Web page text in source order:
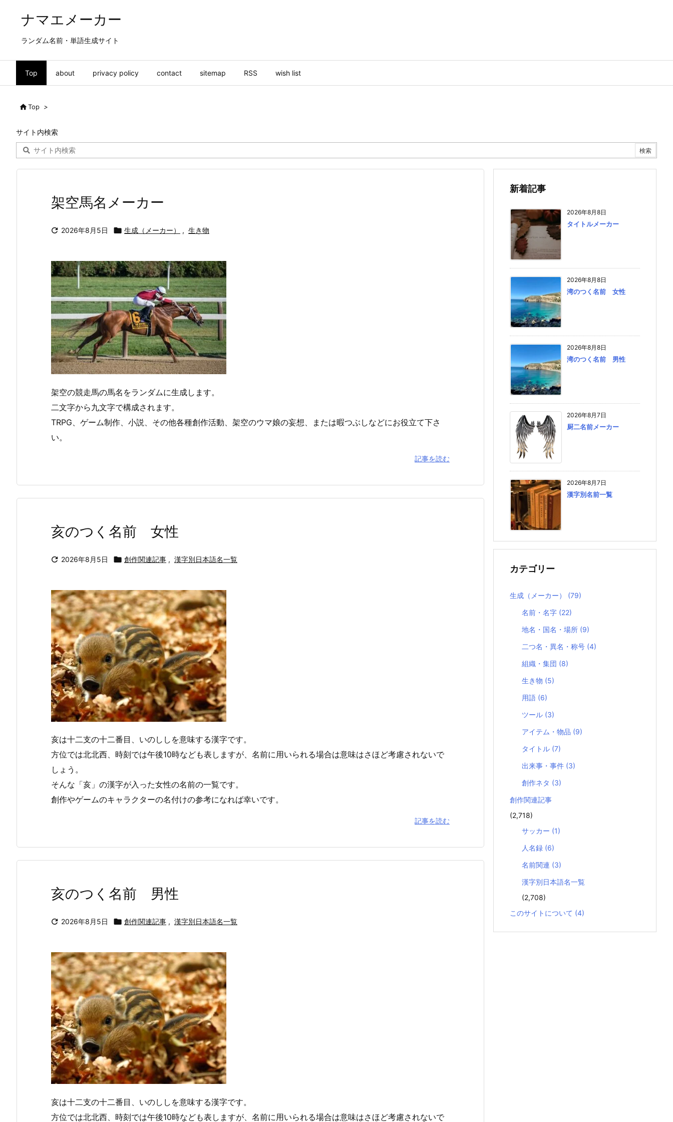
ナマエメーカー
ランダム名前・単語生成サイト
Top about privacy policy contact sitemap RSS wish list
Top >
サイト内検索
架空馬名メーカー
 2026年8月5日  生成（メーカー） , 生き物
架空の競走馬の馬名をランダムに生成します。
二文字から九文字で構成されます。
TRPG、ゲーム制作、小説、その他各種創作活動、架空のウマ娘の妄想、または暇つぶしなどにお役立て下さ
い。
記事を読む
亥のつく名前 女性
 2026年8月5日  創作関連記事 , 漢字別日本語名一覧
亥は十二支の十二番目、いのししを意味する漢字です。
方位では北北西、時刻では午後10時なども表しますが、名前に用いられる場合は意味はさほど考慮されないで
しょう。
そんな「亥」の漢字が入った女性の名前の一覧です。
創作やゲームのキャラクターの名付けの参考になれば幸いです。
記事を読む
亥のつく名前 男性
 2026年8月5日  創作関連記事 , 漢字別日本語名一覧
亥は十二支の十二番目、いのししを意味する漢字です。
方位では北北西、時刻では午後10時なども表しますが、名前に用いられる場合は意味はさほど考慮されないで
新着記事
2026年8月8日
タイトルメーカー
2026年8月8日
湾のつく名前 女性
2026年8月8日
湾のつく名前 男性
2026年8月7日
厨二名前メーカー
2026年8月7日
漢字別名前一覧
カテゴリー
生成（メーカー） (79)
名前・名字 (22)
地名・国名・場所 (9)
二つ名・異名・称号 (4)
組織・集団 (8)
生き物 (5)
用語 (6)
ツール (3)
アイテム・物品 (9)
タイトル (7)
出来事・事件 (3)
創作ネタ (3)
創作関連記事
(2,718)
サッカー (1)
人名録 (6)
名前関連 (3)
漢字別日本語名一覧
(2,708)
このサイトについて (4)